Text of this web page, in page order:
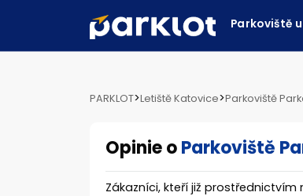
Parkoviště
PARKLOT>Letiště Katovice>Parkoviště
Opinie oParkoviště
Zákazníci, kteří již